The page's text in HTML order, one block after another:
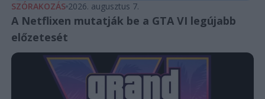
SZÓRAKOZÁS 2026. augusztus 7.
A Netflixen mutatják be a GTA VI legújabb
előzetesét